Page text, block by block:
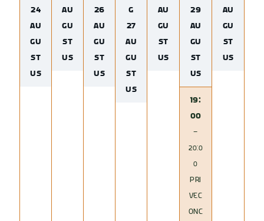
24
AU
GU
ST
US
AU
GU
ST
US
26
AU
GU
ST
US
G
27
AU
GU
ST
US
AU
GU
ST
US
29
AU
GU
ST
US
19:
00
–
20:0
0
PRI
VEC
ONC
AU
GU
ST
US